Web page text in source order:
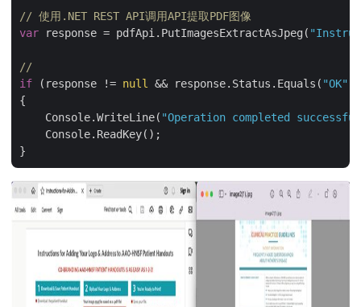
// 使用.NET REST API调用API提取PDF图像
var response = pdfApi.PutImagesExtractAsJpeg(
//
if (response != null && response.Status.Equals( "OK"
{
    Console.WriteLine(
"Operation completed
    Console.ReadKey();